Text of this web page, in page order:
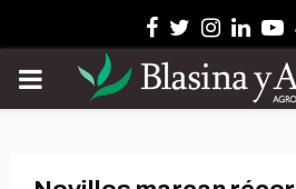
Facebook
Twitter
PRIMARY